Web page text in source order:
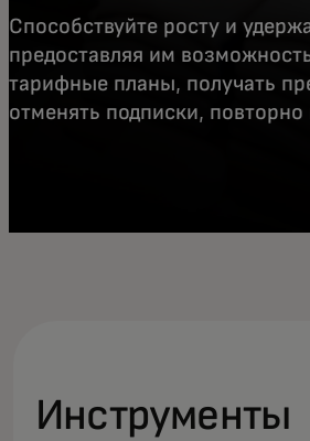
Способствуйте росту и
предоставляя им
тарифные планы, получать
отменять подписки, повторно
беспрепятственному опыту.
Инструменты